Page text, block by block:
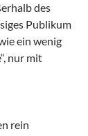
des
Publikum
ein wenig
nur mit
rein